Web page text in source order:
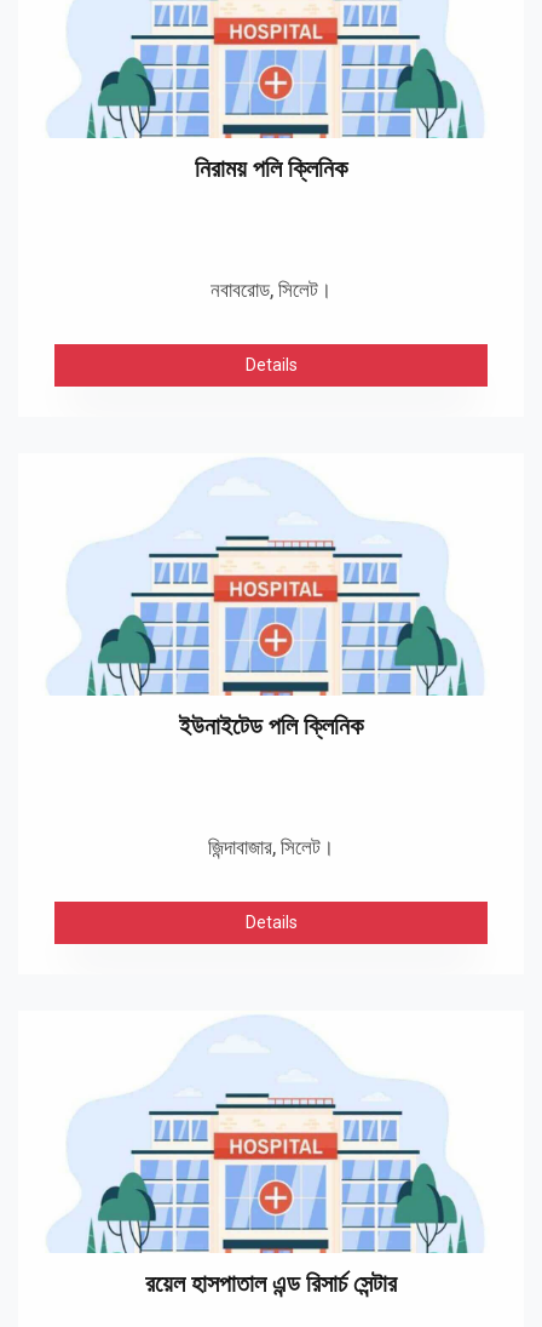
নিরাময় পলি ক্লিনিক
নবাবরোড, সিলেট।
Details
ইউনাইটেড পলি ক্লিনিক
জিন্দাবাজার, সিলেট।
Details
রয়েল হাসপাতাল এন্ড রিসার্চ সেন্টার